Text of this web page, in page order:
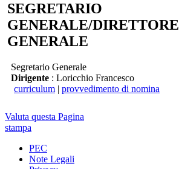
SEGRETARIO
GENERALE/DIRETTORE
GENERALE
Segretario Generale
Dirigente : Loricchio Francesco
curriculum | provvedimento di nomina
Valuta questa Pagina
stampa
PEC
Note Legali